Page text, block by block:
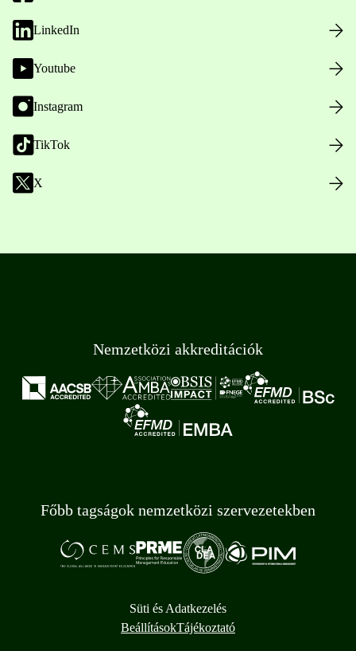
LinkedIn
Youtube
Instagram
TikTok
X
Nemzetközi akkreditációk
Főbb tagságok nemzetközi szervezetekben
Süti és Adatkezelés
BeállításokTájékoztató